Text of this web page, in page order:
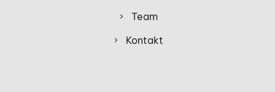
Team
Kontakt